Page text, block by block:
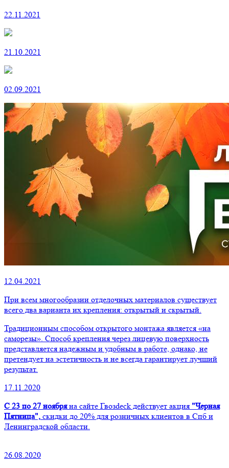
22.11.2021
21.10.2021
02.09.2021
12.04.2021
При всем многообразии отделочных материалов существует
всего два варианта их крепления: открытый и скрытый.
Традиционным способом открытого монтажа является «на
саморезы». Способ крепления через лицевую поверхность
представляется надежным и удобным в работе, однако, не
претендует на эстетичность и не всегда гарантирует лучший
результат.
17.11.2020
С 23 по 27 ноябряна сайте Гвозdeck действует акция "Черная
Пятница", скидки до 20% для розничных клиентов в Спб и
Ленинградской области.
26.08.2020